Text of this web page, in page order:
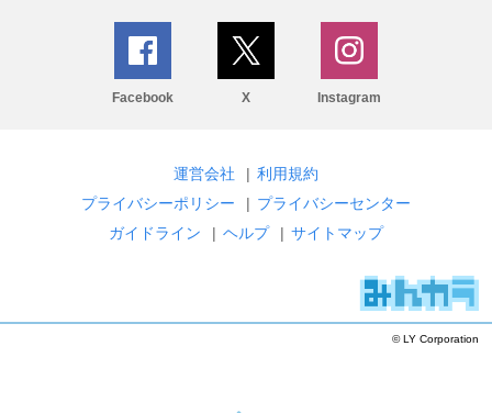
Facebook X Instagram
運営会社 | 利用規約
プライバシーポリシー
| プライバシーセンター
ガイドライン
| ヘルプ | サイトマップ
© LY Corporation